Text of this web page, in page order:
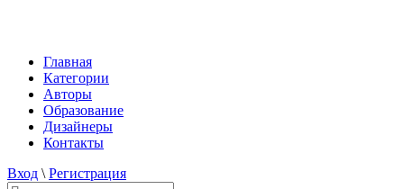
Главная
Категории
Авторы
Образование
Дизайнеры
Контакты
Вход \ Регистрация